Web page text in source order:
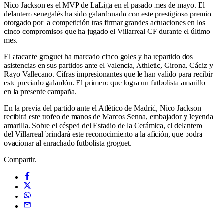
Nico Jackson es el MVP de LaLiga en el pasado mes de mayo. El
delantero senegalés ha sido galardonado con este prestigioso premio
otorgado por la competición tras firmar grandes actuaciones en los
cinco compromisos que ha jugado el Villarreal CF durante el último
mes.
El atacante groguet ha marcado cinco goles y ha repartido dos
asistencias en sus partidos ante el Valencia, Athletic, Girona, Cádiz y
Rayo Vallecano. Cifras impresionantes que le han valido para recibir
este preciado galardón. El primero que logra un futbolista amarillo
en la presente campaña.
En la previa del partido ante el Atlético de Madrid, Nico Jackson
recibirá este trofeo de manos de Marcos Senna, embajador y leyenda
amarilla. Sobre el césped del Estadio de la Cerámica, el delantero
del Villarreal brindará este reconocimiento a la afición, que podrá
ovacionar al enrachado futbolista groguet.
Compartir.